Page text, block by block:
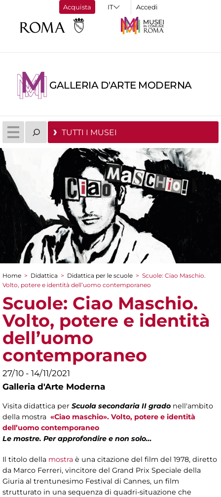
Acquista Accedi
GALLERIA D'ARTE MODERNA
TUTTI I MUSEI
Tu sei qui
Home > Didattica > Didattica per le scuole > Scuole: Ciao Maschio.
Volto, potere e identità dell’uomo contemporaneo
Scuole: Ciao Maschio.
Volto, potere e identità
dell’uomo
contemporaneo
27/10 - 14/11/2021
Galleria d'Arte Moderna
Visita didattica per Scuola secondaria II grado nell'ambito
della mostra «Ciao maschio». Volto, potere e identità
dell’uomo contemporaneo
Le mostre. Per approfondire e non solo…
Il titolo della mostra è una citazione del film del 1978, diretto
da Marco Ferreri, vincitore del Grand Prix Speciale della
Giuria al trentunesimo Festival di Cannes, un film
strutturato in una sequenza di quadri-situazione che